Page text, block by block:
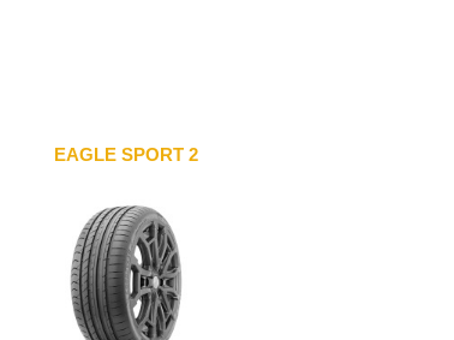
EAGLE SPORT 2